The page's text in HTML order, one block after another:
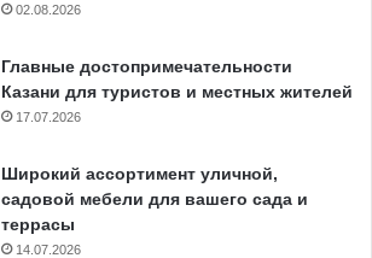
02.08.2026
Главные достопримечательности
Казани для туристов и местных жителей
17.07.2026
Широкий ассортимент уличной,
садовой мебели для вашего сада и
террасы
14.07.2026